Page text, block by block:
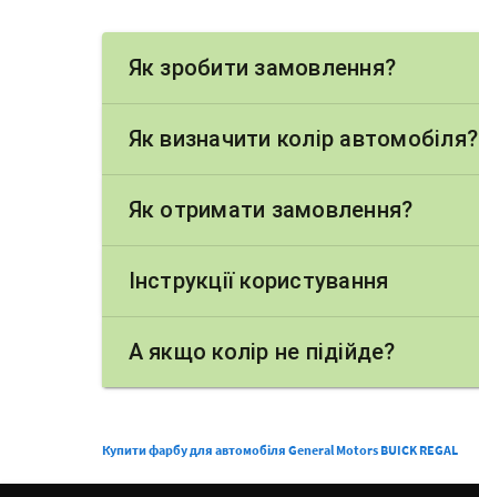
Як зробити замовлення?
Як визначити колір автомобіля?
Як отримати замовлення?
Інструкції користування
А якщо колір не підійде?
Купити фарбу для автомобіля General Motors BUICK REGAL